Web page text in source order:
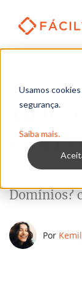
Usamos
segurança.
Saiba mais.
Tudo
saber
Domínios?
Por